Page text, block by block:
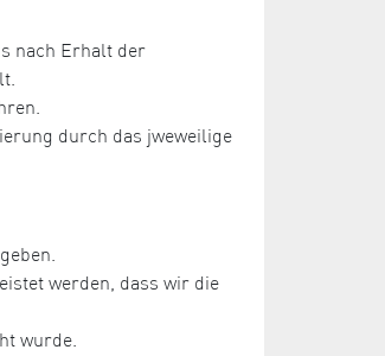
nach Erhalt der
durch das jweweilige
werden, dass wir die
wurde.